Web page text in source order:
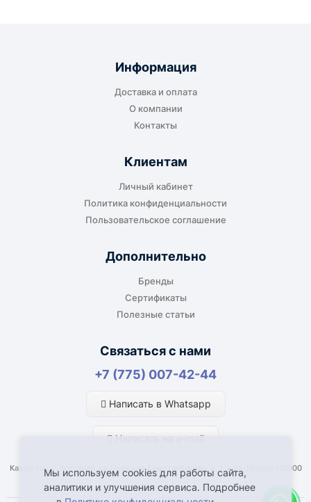
Информация
Доставка и оплата
О компании
Контакты
Клиентам
Личный кабинет
Политика конфиденциальности
Пользовательское соглашение
Дополнительно
Бренды
Сертификаты
Полезные статьи
Связаться с нами
+7 (775) 007-42-44
Написать в Whatsapp
Написать на e-mail
Казахстан, г. Костанай, ул Генерала Арыстанбекова, д. 1, к.2а, Индекс 110000
Мы используем cookies для работы сайта,
аналитики и улучшения сервиса. Подробнее